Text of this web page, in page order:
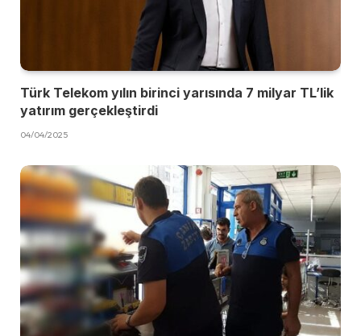
Türk Telekom yılın birinci yarısında 7 milyar TL’lik
yatırım gerçekleştirdi
04/04/2025